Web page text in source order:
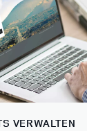
VERWALTEN